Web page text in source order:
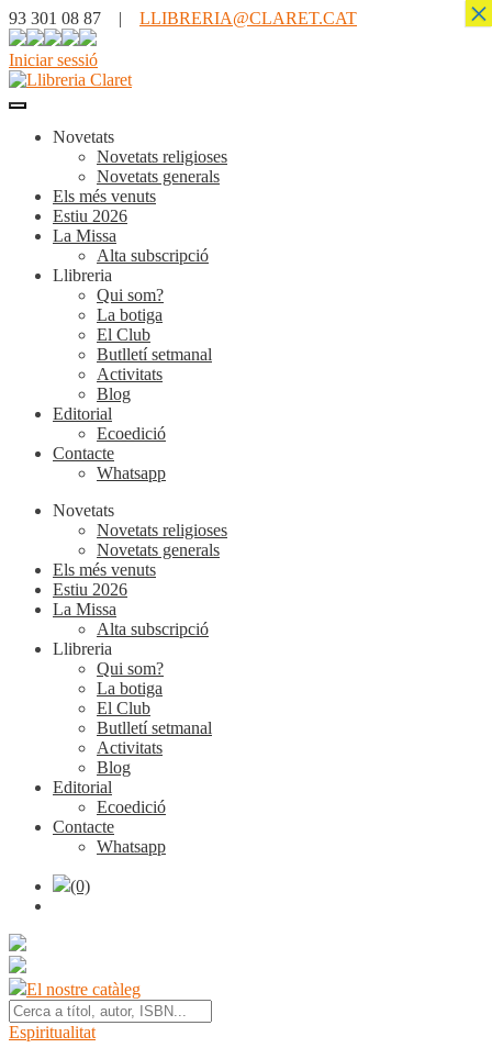
93 301 08 87 | LLIBRERIA@CLARET.CAT
Iniciar sessió
Novetats
Novetats religioses
Novetats generals
Els més venuts
Estiu 2026
La Missa
Alta subscripció
Llibreria
Qui som?
La botiga
El Club
Butlletí setmanal
Activitats
Blog
Editorial
Ecoedició
Contacte
Whatsapp
Novetats
Novetats religioses
Novetats generals
Els més venuts
Estiu 2026
La Missa
Alta subscripció
Llibreria
Qui som?
La botiga
El Club
Butlletí setmanal
Activitats
Blog
Editorial
Ecoedició
Contacte
Whatsapp
(0)
El nostre catàleg
Espiritualitat
×